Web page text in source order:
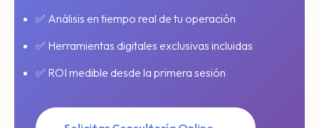
✅ Análisis en tiempo real de tu operación
✅ Herramientas digitales exclusivas incluidas
✅ ROI medible desde la primera sesión